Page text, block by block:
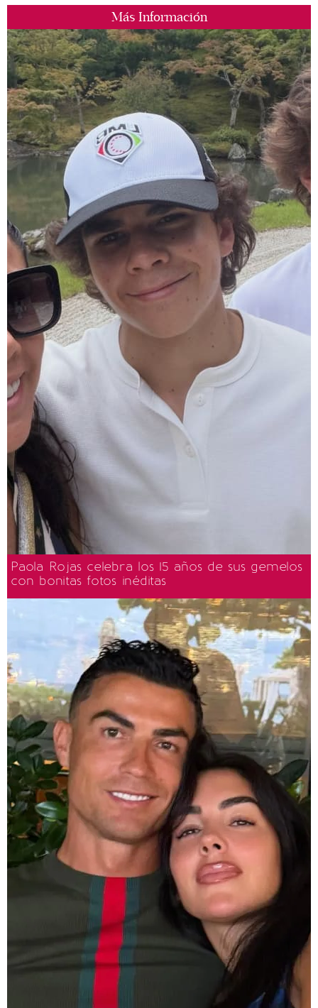
Más Información
Paola Rojas celebra los 15 años de sus gemelos
con bonitas fotos inéditas